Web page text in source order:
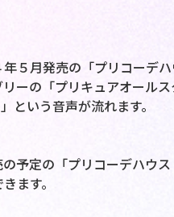
５月発売の「プリコーデハ
ーの「プリキュアオールス
いう音声が流れます。
の予定の「プリコーデハウ
ます。